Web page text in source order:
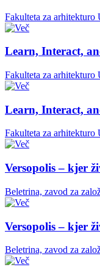
Fakulteta za
Learn, Interact,
Fakulteta za
Learn, Interact,
Fakulteta za
Versopolis – kjer
Beletrina, zavod za
Versopolis – kjer
Beletrina, zavod za